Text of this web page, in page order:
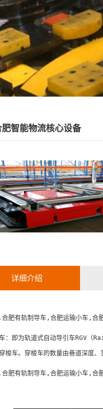
肥智能物流核心设备
详细介绍
合肥有轨制导车,合肥运输小车,合
：即为轨道式自动导引车RGV
梭车。穿梭车的数量由巷道深度、
合肥有轨制导车,合肥运输小车,合